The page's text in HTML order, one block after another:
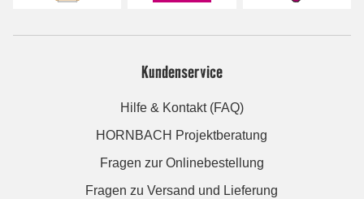
Kundenservice
Hilfe & Kontakt (FAQ)
HORNBACH Projektberatung
Fragen zur Onlinebestellung
Fragen zu Versand und Lieferung